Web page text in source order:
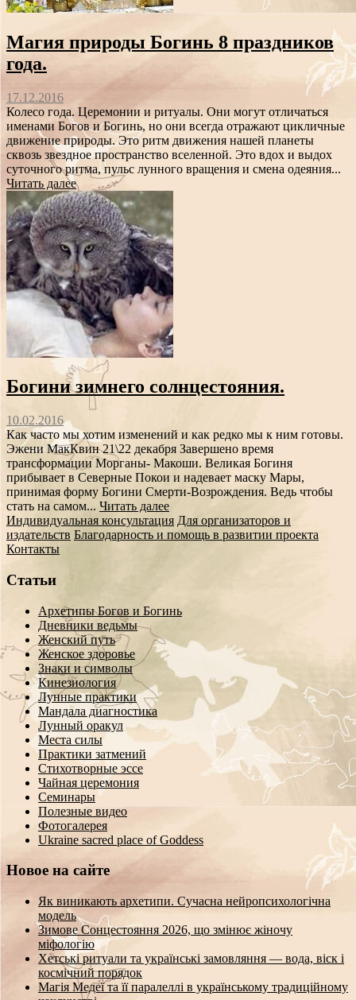
Магия природы Богинь 8 праздников
года.
17.12.2016
Колесо года. Церемонии и ритуалы. Они могут отличаться
именами Богов и Богинь, но они всегда отражают цикличные
движение природы. Это ритм движения нашей планеты
сквозь звездное пространство вселенной. Это вдох и выдох
суточного ритма, пульс лунного вращения и смена одеяния...
Читать далее
Богини зимнего солнцестояния.
10.02.2016
Как часто мы хотим изменений и как редко мы к ним готовы.
Эжени МакКвин 21\22 декабря Завершено время
трансформации Морганы- Макоши. Великая Богиня
прибывает в Северные Покои и надевает маску Мары,
принимая форму Богини Смерти-Возрождения. Ведь чтобы
стать на самом... Читать далее
Индивидуальная консультация Для организаторов и
издательств Благодарность и помощь в развитии проекта
Контакты
Статьи
Архетипы Богов и Богинь
Дневники ведьмы
Женский путь
Женское здоровье
Знаки и символы
Кинезиология
Лунные практики
Мандала диагностика
Лунный оракул
Места силы
Практики затмений
Стихотворные эссе
Чайная церемония
Семинары
Полезные видео
Фотогалерея
Ukraine sacred place of Goddess
Новое на сайте
Як виникають архетипи. Сучасна нейропсихологічна
модель
Зимове Сонцестояння 2026, що змінює жіночу
міфологію
Хетські ритуали та українські замовляння — вода, віск і
космічний порядок
Магія Медеї та її паралеллі в українському традиційному